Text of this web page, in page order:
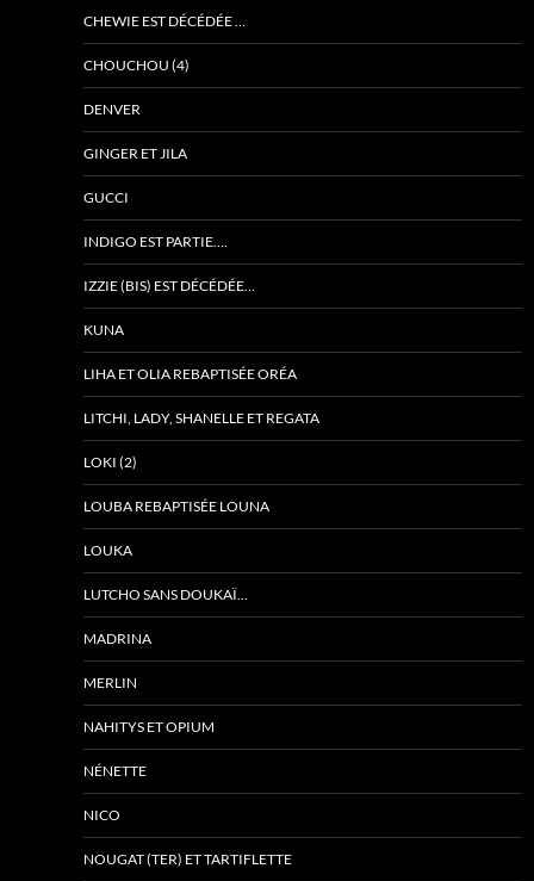
CHEWIE EST DÉCÉDÉE …
CHOUCHOU (4)
DENVER
GINGER ET JILA
GUCCI
INDIGO EST PARTIE….
IZZIE (BIS) EST DÉCÉDÉE…
KUNA
LIHA ET OLIA REBAPTISÉE ORÉA
LITCHI, LADY, SHANELLE ET REGATA
LOKI (2)
LOUBA REBAPTISÉE LOUNA
LOUKA
LUTCHO SANS DOUKAÏ…
MADRINA
MERLIN
NAHITYS ET OPIUM
NÉNETTE
NICO
NOUGAT (TER) ET TARTIFLETTE